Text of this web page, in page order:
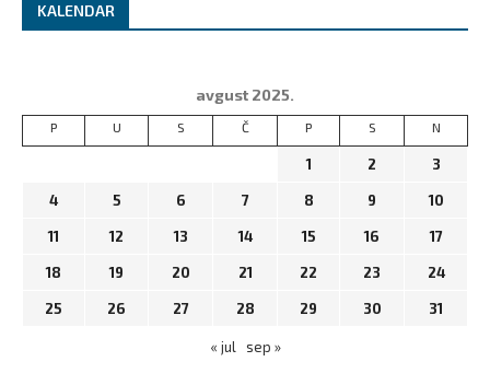
KALENDAR
avgust 2025.
P U S Č P S N
1 2 3
4 5 6 7 8 9 10
11 12 13 14 15 16 17
18 19 20 21 22 23 24
25 26 27 28 29 30 31
« jul sep »